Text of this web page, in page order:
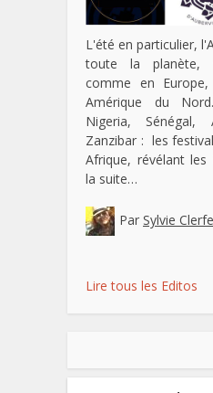
L'été en particulier,
toute la planète,
comme en
Amérique du
Nigeria,
Zanzibar : les
Afrique, révélant les
la suite…
Par Sylvie
Lire tous les Editos